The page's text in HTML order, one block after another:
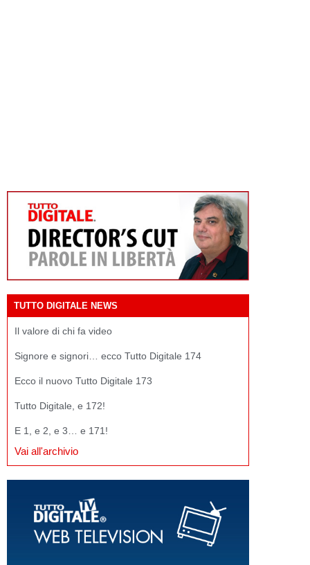
TUTTO DIGITALE NEWS
Il valore di chi fa video
Signore e signori… ecco Tutto Digitale 174
Ecco il nuovo Tutto Digitale 173
Tutto Digitale, e 172!
E 1, e 2, e 3… e 171!
Vai all'archivio